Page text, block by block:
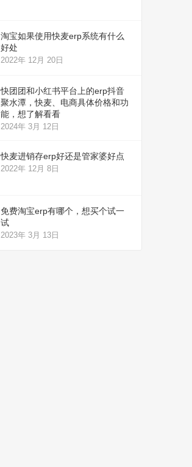
淘宝如果使用快麦erp系统有什么
好处
2022年 12月 20日
快团团和小红书平台上的erp抖音
聚水潭，快麦、电商具体价格和功
能，想了解看看
2024年 3月 12日
快麦进销存erp好还是管家婆好点
2022年 12月 8日
免费淘宝erp有哪个，想买个试一
试
2023年 3月 13日